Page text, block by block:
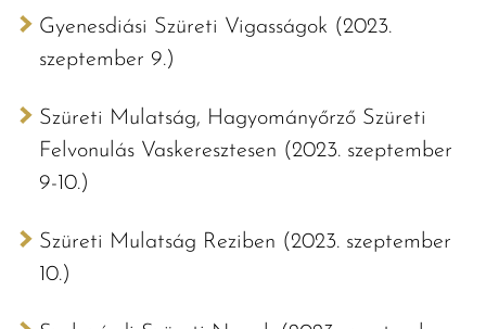
Gyenesdiási Szüreti Vigasságok (2023.
szeptember 9.)
Szüreti Mulatság, Hagyományőrző Szüreti
Felvonulás Vaskeresztesen (2023. szeptember
9-10.)
Szüreti Mulatság Reziben (2023. szeptember
10.)